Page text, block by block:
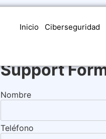
Inicio Ciberseguridad
Support
Nombre
Teléfono